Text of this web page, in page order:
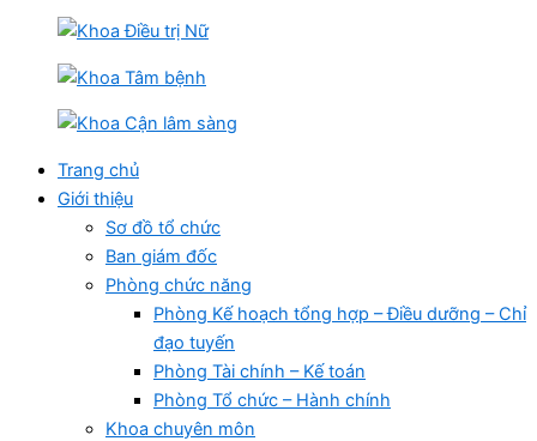
Trang chủ
Giới thiệu
Sơ đồ tổ chức
Ban giám đốc
Phòng chức năng
Phòng Kế hoạch tổng hợp – Điều dưỡng – Chỉ
đạo tuyến
Phòng Tài chính – Kế toán
Phòng Tổ chức – Hành chính
Khoa chuyên môn